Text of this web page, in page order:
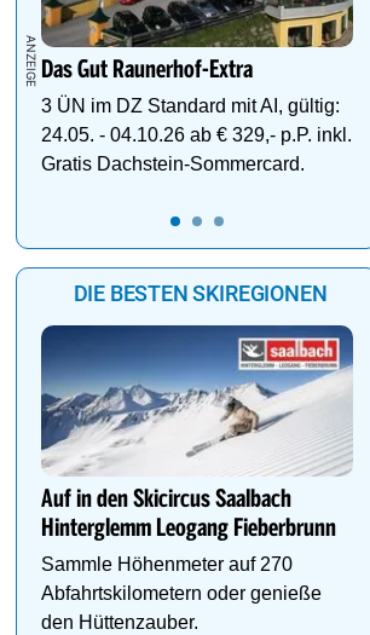
Das Gut Raunerhof-Extra
3 ÜN im DZ Standard mit AI, gültig:
24.05. - 04.10.26 ab € 329,- p.P. inkl.
Gratis Dachstein-Sommercard.
DIE BESTEN SKIREGIONEN
Auf in den Skicircus Saalbach
Hinterglemm Leogang Fieberbrunn
Sammle Höhenmeter auf 270
Abfahrtskilometern oder genieße
den Hüttenzauber.